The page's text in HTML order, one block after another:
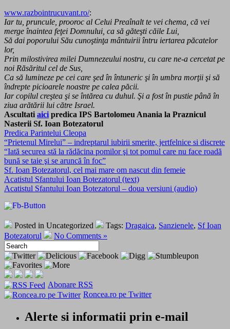
www.razbointrucuvant.ro/:
Iar tu, pruncule, prooroc al Celui Preaînalt te vei chema, că vei
merge înaintea feţei Domnului, ca să găteşti căile Lui,
Să dai poporului Său cunoştinţa mântuirii întru iertarea păcatelor
lor,
Prin milostivirea milei Dumnezeului nostru, cu care ne-a cercetat pe
noi Răsăritul cel de Sus,
Ca să lumineze pe cei care şed în întuneric şi în umbra morţii şi să
îndrepte picioarele noastre pe calea păcii.
Iar copilul creştea şi se întărea cu duhul. Şi a fost în pustie până în
ziua arătării lui către Israel.
Ascultati aici predica IPS Bartolomeu Anania la Praznicul
Nasterii Sf. Ioan Botezatorul
Predica Parintelui Cleopa
“Prietenul Mirelui” – indreptarul iubirii smerite, jertfelnice si discrete
“Iată securea stă la rădăcina pomilor şi tot pomul care nu face roadă
bună se taie şi se aruncă în foc”
Sf. Ioan Botezatorul, cel mai mare om nascut din femeie
Acatistul Sfantului Ioan Botezatorul (text)
Acatistul Sfantului Ioan Botezatorul – doua versiuni (audio)
Posted in Uncategorized Tags: Dragaica, Sanzienele, Sf Ioan
Botezatorul
No Comments »
Abonare RSS
Roncea.ro pe Twitter
Alerte si informatii prin e-mail